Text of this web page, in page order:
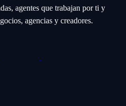
agentes que trabajan por ti y
agencias y creadores.
Subcategorías